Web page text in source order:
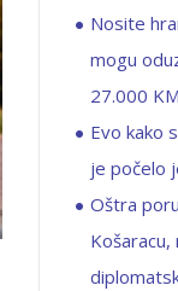
Nosite
mogu
27.000 KM
Evo kako
je počelo
Oštra